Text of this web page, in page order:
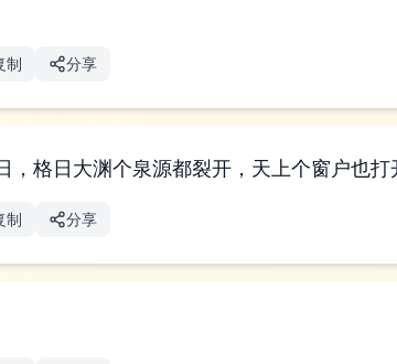
制 分享
，格日大渊个泉源都裂开，天上个窗户也打
制 分享